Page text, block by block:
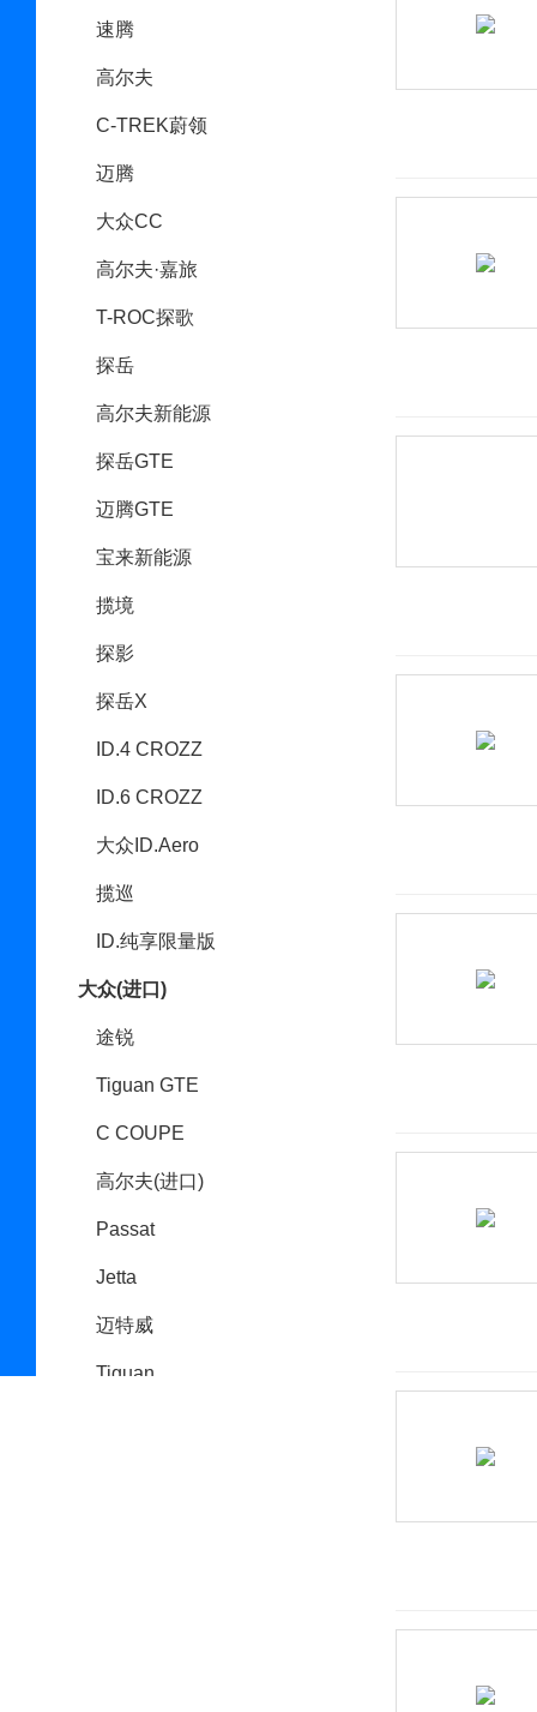
速腾
高尔夫
C-TREK蔚领
迈腾
大众CC
高尔夫·嘉旅
T-ROC探歌
探岳
高尔夫新能源
探岳GTE
迈腾GTE
宝来新能源
揽境
探影
探岳X
ID.4 CROZZ
ID.6 CROZZ
大众ID.Aero
揽巡
ID.纯享限量版
大众(进口)
途锐
Tiguan GTE
C COUPE
高尔夫(进口)
Passat
Jetta
迈特威
Tiguan